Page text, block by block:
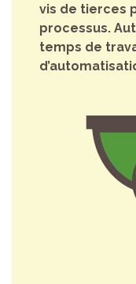
vis de tierces
processus.
temps de